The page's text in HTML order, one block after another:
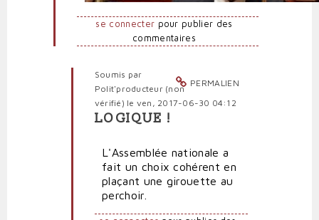
se connecter pour publier des
commentaires
PERMALIEN
Soumis par
Polit'producteur (non
vérifié) le ven, 2017-06-30 04:12
En
Trahison
et
fidélité
par
LOGIQUE !
L'Assemblée nationale a
fait un choix cohérent en
plaçant une girouette au
perchoir.